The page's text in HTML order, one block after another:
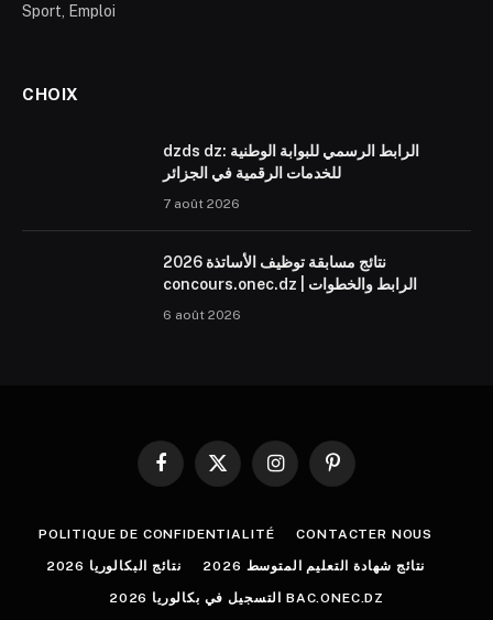
Sport, Emploi
CHOIX
dzds dz: الرابط الرسمي للبوابة الوطنية
للخدمات الرقمية في الجزائر
7 août 2026
نتائج مسابقة توظيف الأساتذة 2026
concours.onec.dz | الرابط والخطوات
6 août 2026
Facebook
X
InstagramPinterest
POLITIQUE DE CONFIDENTIALITÉ CONTACTER NOUS
نتائج البكالوريا 2026 نتائج شهادة التعليم المتوسط 2026
التسجيل في بكالوريا 2026 BAC.ONEC.DZ